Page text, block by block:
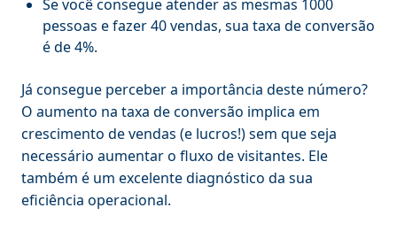
Se você consegue atender as mesmas 1000
pessoas e fazer 40 vendas, sua taxa de conversão
é de 4%.
Já consegue perceber a importância deste número?
O aumento na taxa de conversão implica em
crescimento de vendas (e lucros!) sem que seja
necessário aumentar o fluxo de visitantes. Ele
também é um excelente diagnóstico da sua
eficiência operacional.